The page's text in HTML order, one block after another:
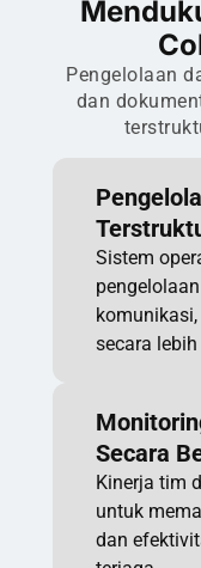
Pengelolaan
dan
Sistem
secara
Secara
Kinerja tim
untuk
dan